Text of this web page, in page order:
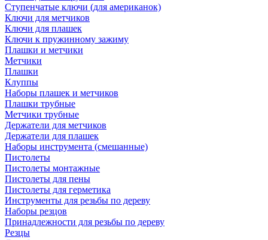
Ступенчатые ключи (для американок)
Ключи для метчиков
Ключи для плашек
Ключи к пружинному зажиму
Плашки и метчики
Метчики
Плашки
Клуппы
Наборы плашек и метчиков
Плашки трубные
Метчики трубные
Держатели для метчиков
Держатели для плашек
Наборы инструмента (смешанные)
Пистолеты
Пистолеты монтажные
Пистолеты для пены
Пистолеты для герметика
Инструменты для резьбы по дереву
Наборы резцов
Принадлежности для резьбы по дереву
Резцы